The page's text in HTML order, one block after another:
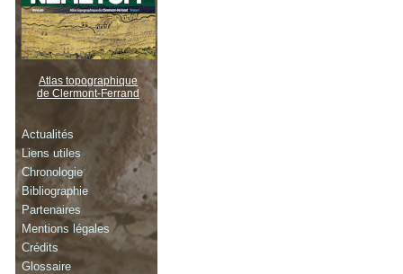
Atlas topographique
de Clermont-Ferrand
Actualités
Liens utiles
Chronologie
Bibliographie
Partenaires
Mentions légales
Crédits
Glossaire